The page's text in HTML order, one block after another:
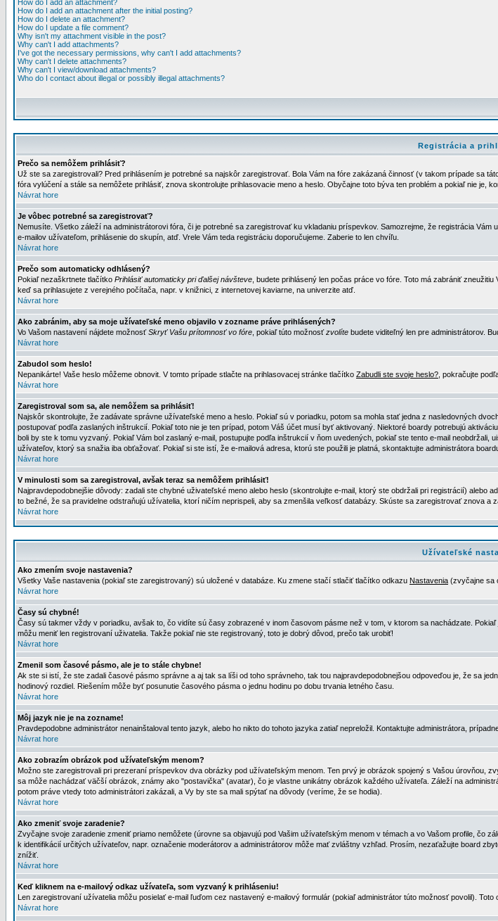
How do I add an attachment?
How do I add an attachment after the initial posting?
How do I delete an attachment?
How do I update a file comment?
Why isn't my attachment visible in the post?
Why can't I add attachments?
I've got the necessary permissions, why can't I add attachments?
Why can't I delete attachments?
Why can't I view/download attachments?
Who do I contact about illegal or possibly illegal attachments?
Registrácia a
Prečo sa nemôžem prihlásiť?
Už ste sa zaregistrovali? Pred prihlásením je potrebné sa najskôr zaregistrovať. Bola Vám na fóre zakázaná činnosť (v takom prípade sa
fóra vylúčení a stále sa nemôžete prihlásiť, znova skontrolujte prihlasovacie meno a heslo. Obyčajne toto býva ten problém a pokiaľ nie je,
Návrat hore
Je vôbec potrebné sa zaregistrovať?
Nemusíte. Všetko záleží na administrátorovi fóra, či je potrebné sa zaregistrovať ku vkladaniu príspevkov. Samozrejme, že registrácia
e-mailov užívateľom, prihlásenie do skupín, atď. Vrele Vám teda registráciu doporučujeme. Zaberie to len chvíľu.
Návrat hore
Prečo som automaticky odhlásený?
Pokiaľ nezaškrtnete tlačítko Prihlásiť automaticky pri ďalšej návšteve , budete prihlásený len počas práce vo fóre. Toto má zabrániť
keď sa prihlasujete z verejného počítača, napr. v knižnici, z internetovej kaviarne, na univerzite atď.
Návrat hore
Ako zabránim, aby sa moje užívateľské meno objavilo v zozname práve prihlásených?
Vo Vašom nastavení nájdete možnosťSkryť Vašu prítomnosť vo fóre , pokiaľ túto možnosťzvolíte budete viditeľný len pre administrátorov.
Návrat hore
Zabudol som heslo!
Nepanikárte! Vaše heslo môžeme obnovit. V tomto prípade stlačte na prihlasovacej stránke tlačítko Zabudli ste svoje heslo? , pokračujte
Návrat hore
Zaregistroval som sa, ale nemôžem sa prihlásiť!
Najskôr skontrolujte, že zadávate správne užívateľské meno a heslo. Pokiaľ sú v poriadku, potom sa mohla stať jedna z nasledovných
postupovať podľa zaslaných inštrukcií. Pokiaľ toto nie je ten prípad, potom Váš účet musí byť aktivovaný. Niektoré boardy potrebujú
boli by ste k tomu vyzvaný. Pokiaľ Vám bol zaslaný e-mail, postupujte podľa inštrukcií v ňom uvedených, pokiaľ ste tento e-mail
užívateľov, ktorý sa snažia iba obťažovať. Pokiaľ si ste istí, že e-mailová adresa, ktorú ste použili je platná, skontaktujte administrátora
Návrat hore
V minulosti som sa zaregistroval, avšak teraz sa nemôžem prihlásiť!
Najpravdepodobnejšie dôvody: zadali ste chybné uživateľské meno alebo heslo (skontrolujte e-mail, ktorý ste obdržali pri registrácií)
to bežné, že sa pravidelne odstraňujú užívatelia, ktorí ničím neprispeli, aby sa zmenšila veľkosť databázy. Skúste sa zaregistrovať znova a
Návrat hore
Užívateľské
Ako zmením svoje nastavenia?
Všetky Vaše nastavenia (pokiaľ ste zaregistrovaný) sú uložené v databáze. Ku zmene stačí stlačiť tlačítko odkazu Nastavenia (zvyčajne sa
Návrat hore
Časy sú chybné!
Časy sú takmer vždy v poriadku, avšak to, čo vidíte sú časy zobrazené v inom časovom pásme než v tom, v ktorom sa nachádzate.
môžu meniť len registrovaní uživatelia. Takže pokiaľ nie ste registrovaný, toto je dobrý dôvod, prečo tak urobiť!
Návrat hore
Zmenil som časové pásmo, ale je to stále chybne!
Ak ste si istí, že ste zadali časové pásmo správne a aj tak sa líši od toho správneho, tak tou najpravdepodobnejšou odpoveďou je, že sa
hodinový rozdiel. Riešením môže byť posunutie časového pásma o jednu hodinu po dobu trvania letného času.
Návrat hore
Môj jazyk nie je na zozname!
Pravdepodobne administrátor nenainštaloval tento jazyk, alebo ho nikto do tohoto jazyka zatiaľ nepreložil. Kontaktujte administrátora,
Návrat hore
Ako zobrazím obrázok pod užívateľským menom?
Možno ste zaregistrovali pri prezeraní príspevkov dva obrázky pod užívateľským menom. Ten prvý je obrázok spojený s Vašou úrovňou,
sa môže nachádzať väčší obrázok, známy ako "postavička" (avatar), čo je vlastne unikátny obrázok každého užívateľa. Záleží na
potom práve vtedy toto administrátori zakázali, a Vy by ste sa mali spýtať na dôvody (veríme, že se hodia).
Návrat hore
Ako zmeniť svoje zaradenie?
Zvyčajne svoje zaradenie zmeniť priamo nemôžete (úrovne sa objavujú pod Vašim užívateľským menom v témach a vo Vašom profile,
k identifikácií určitých užívateľov, napr. označenie moderátorov a administrátorov môže mať zvláštny vzhľad. Prosím, nezaťažujte board
znížiť.
Návrat hore
Keď kliknem na e-mailový odkaz užívateľa, som vyzvaný k prihláseniu!
Len zaregistrovaní užívatelia môžu posielať e-mail ľuďom cez nastavený e-mailový formulár (pokiaľ administrátor túto možnosť povolil).
Návrat hore